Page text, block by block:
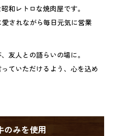
和レトロな焼肉屋です。
されながら毎日元気に営業
友人との語らいの場に。
ていただけるよう、心を込め
のみを使用